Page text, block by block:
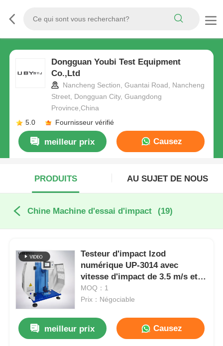
Dongguan Youbi Test Equipment
Co.,Ltd
Nancheng Section, Guantai Road, Nancheng
Street, Dongguan City, Guangdong
Province,China
5.0
Fournisseur vérifié
meilleur prix Causez
PRODUITS
AU SUJET DE NOUS
Chine Machine d'essai d'impact (19)
Testeur d'impact Izod
numérique UP-3014 avec
vitesse d'impact de 3.5 m/s et
angle de pendule de 150 ° pour
les tests de plastique et de
MOQ：1
Prix：Négociable
meilleur prix Causez